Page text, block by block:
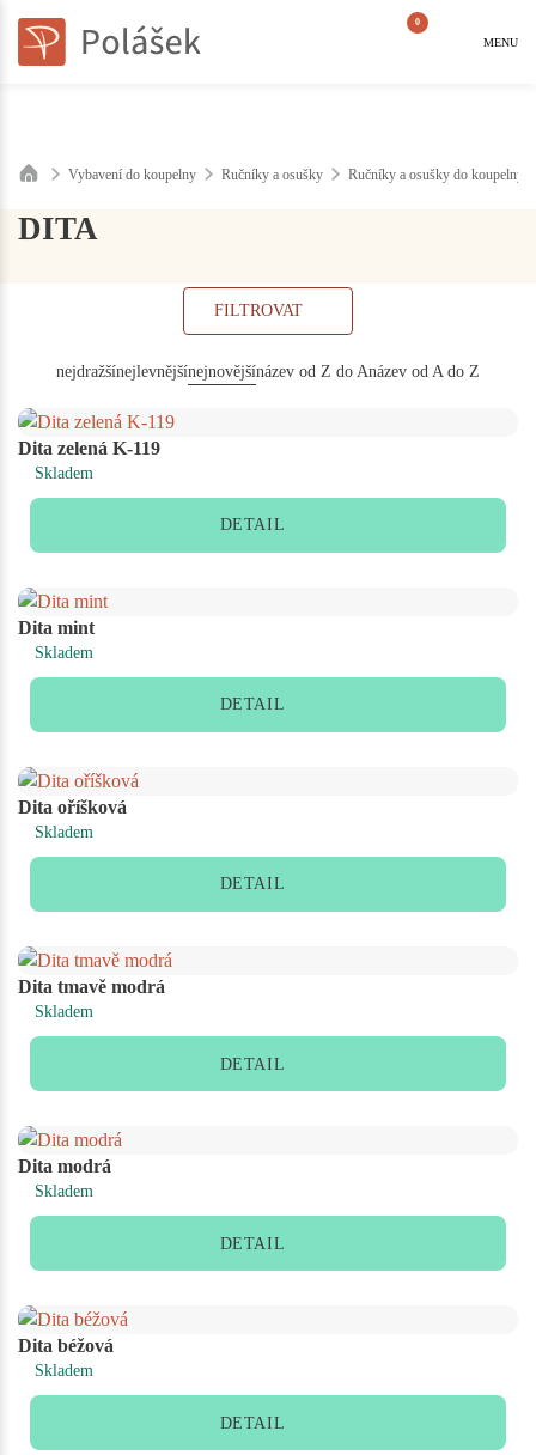
0
MENU
Vybavení do koupelny Ručníky a osušky Ručníky a osušky do koupelny
DITA
FILTROVAT
nejdražšínejlevnějšínejnovějšínázev od Z do Anázev od A do Z
Dita zelená K-119
Skladem
DETAIL
Dita mint
Skladem
DETAIL
Dita oříšková
Skladem
DETAIL
Dita tmavě modrá
Skladem
DETAIL
Dita modrá
Skladem
DETAIL
Dita béžová
Skladem
DETAIL